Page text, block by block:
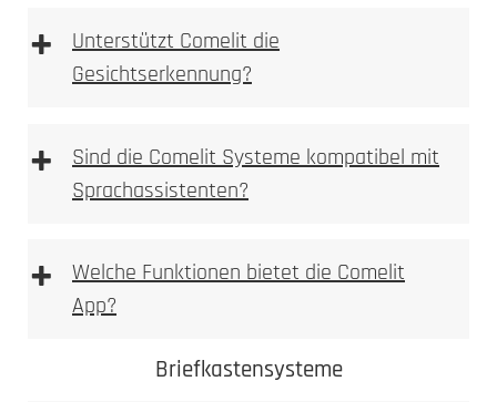
+
Unterstützt Comelit die
Gesichtserkennung?
+
Sind die Comelit Systeme kompatibel mit
Sprachassistenten?
+
Welche Funktionen bietet die Comelit
App?
Briefkastensysteme